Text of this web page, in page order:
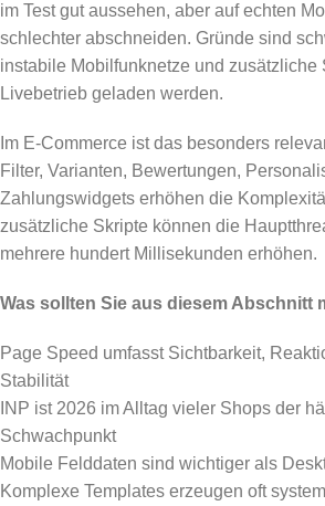
im Test gut aussehen, aber auf echten
schlechter abschneiden. Gründe sind
instabile Mobilfunknetze und zusätzliche
Livebetrieb geladen werden.
Im E-Commerce ist das besonders
Filter, Varianten, Bewertungen,
Zahlungswidgets erhöhen die
zusätzliche Skripte können die
mehrere hundert Millisekunden erhöhen.
Was sollten Sie aus diesem Abschnitt
Page Speed umfasst Sichtbarkeit,
Stabilität
INP ist 2026 im Alltag vieler Shops der
Schwachpunkt
Mobile Felddaten sind wichtiger als
Komplexe Templates erzeugen oft